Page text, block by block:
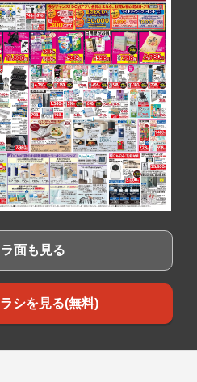
面も見る
シを見る(無料)